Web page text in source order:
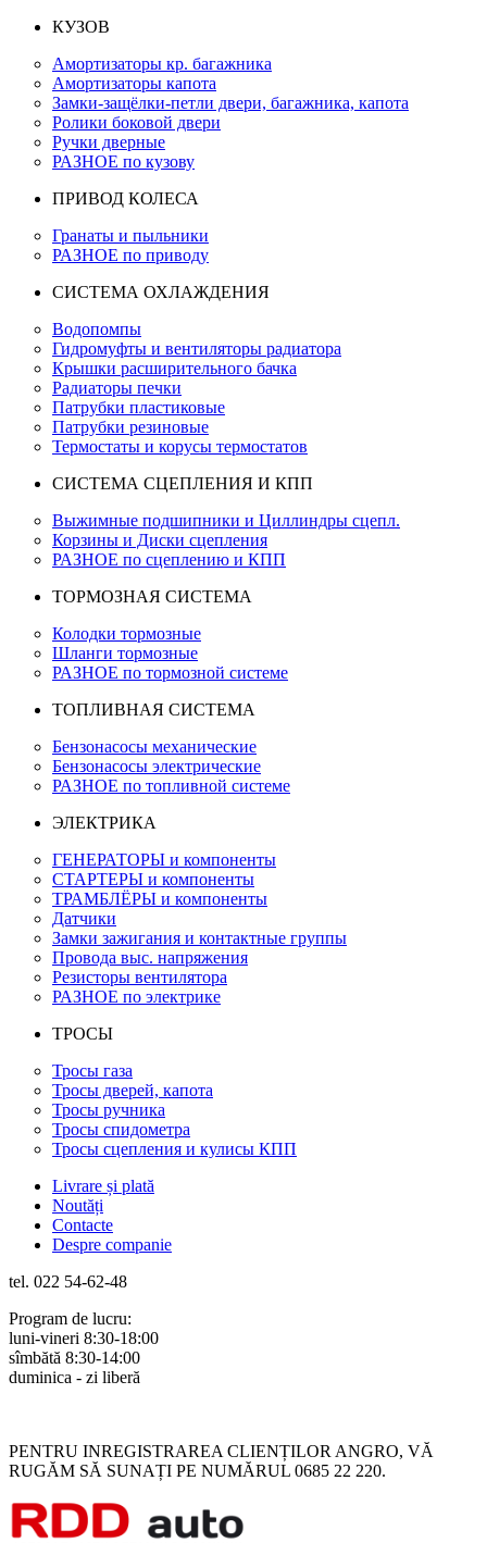
КУЗОВ
Амортизаторы кр. багажника
Амортизаторы капота
Замки-защёлки-петли двери, багажника, капота
Ролики боковой двери
Ручки дверные
РАЗНОЕ по кузову
ПРИВОД КОЛЕСА
Гранаты и пыльники
РАЗНОЕ по приводу
СИСТЕМА ОХЛАЖДЕНИЯ
Водопомпы
Гидромуфты и вентиляторы радиатора
Крышки расширительного бачка
Радиаторы печки
Патрубки пластиковые
Патрубки резиновые
Термостаты и корусы термостатов
СИСТЕМА СЦЕПЛЕНИЯ И КПП
Выжимные подшипники и Циллиндры сцепл.
Корзины и Диски сцепления
РАЗНОЕ по сцеплению и КПП
ТОРМОЗНАЯ СИСТЕМА
Колодки тормозные
Шланги тормозные
РАЗНОЕ по тормозной системе
ТОПЛИВНАЯ СИСТЕМА
Бензонасосы механические
Бензонасосы электрические
РАЗНОЕ по топливной системе
ЭЛЕКТРИКА
ГЕНЕРАТОРЫ и компоненты
СТАРТЕРЫ и компоненты
ТРАМБЛЁРЫ и компоненты
Датчики
Замки зажигания и контактные группы
Провода выс. напряжения
Резисторы вентилятора
РАЗНОЕ по электрике
ТРОСЫ
Тросы газа
Тросы дверей, капота
Тросы ручника
Тросы спидометра
Тросы сцепления и кулисы КПП
Livrare și plată
Noutăți
Contacte
Despre companie
tel. 022 54-62-48
Program de lucru:
luni-vineri 8:30-18:00
sîmbătă 8:30-14:00
duminica - zi liberă
PENTRU INREGISTRAREA CLIENȚILOR ANGRO, VĂ
RUGĂM SĂ SUNAȚI PE NUMĂRUL 0685 22 220.